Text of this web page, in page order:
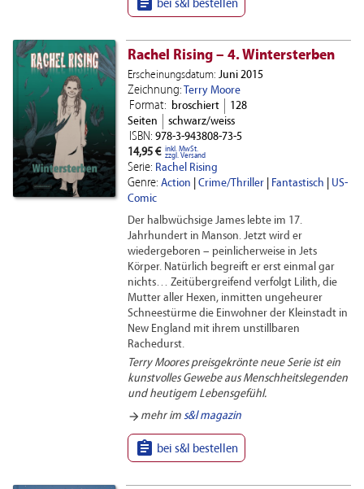
bei s&l bestellen
Rachel Rising – 4. Wintersterben
Erscheinungsdatum: Juni 2015
Zeichnung: Terry Moore
Format: broschiert
128
Seiten
schwarz/weiss
ISBN: 978-3-943808-73-5
14,95 € inkl. MwSt.
zzgl. Versand
Serie: Rachel Rising
Genre: Action Crime/Thriller| Fantastisch
US-
Comic
Der halbwüchsige James lebte im 17.
Jahrhundert in Manson. Jetzt wird er
wiedergeboren – peinlicherweise in Jets
Körper. Natürlich begreift er erst einmal gar
nichts… Zeitübergreifend verfolgt Lilith, die
Mutter aller Hexen, inmitten ungeheurer
Schneestürme die Einwohner der Kleinstadt in
New England mit ihrem unstillbaren
Rachedurst.
Terry Moores preisgekrönte neue Serie ist ein
kunstvolles Gewebe aus Menschheitslegenden
und heutigem Lebensgefühl.
arrow_forward mehr im s&l magazin
 bei s&l bestellen